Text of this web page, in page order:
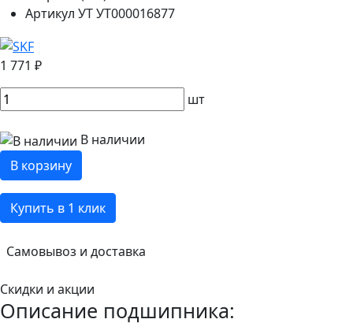
Артикул УТУТ000016877
1 771 ₽
шт
В наличии
В корзину
Купить в 1 клик
Самовывоз и доставка
Скидки и акции
Описание подшипника: